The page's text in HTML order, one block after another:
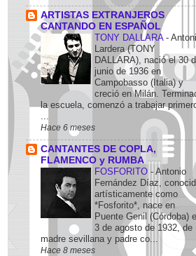
ARTISTAS EXTRANJEROS
CANTANDO EN ESPAÑOL
TONY DALLARA -
Lardera (TONY
DALLARA), nació el 30
junio de 1936 en
Campobasso (Italia) y
creció en Milán.
la escuela, comenzó a trabajar
...
Hace 6 meses
CANTANTES DE COPLA,
FLAMENCO y RUMBA
FOSFORITO - Antonio
Fernández Díaz,
artísticamente como
*Fosforito*, nace en
Puente Genil (Córdoba) el
3 de agosto de 1932, de
madre sevillana y padre co...
Hace 8 meses